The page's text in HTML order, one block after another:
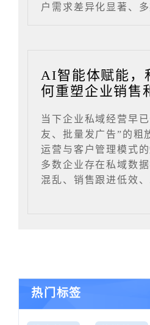
户需求差异化显著、
AI智能体赋能，
何重塑企业销售
当下企业私域经营早
友、批量发广告”的粗
运营与客户管理模式的
多数企业存在私域数
混乱、销售跟进低效
热门标签